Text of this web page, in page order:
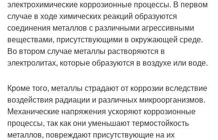
электрохимические коррозионные процессы. В первом
случае в ходе химических реакций образуются
соединения металлов с различными агрессивными
веществами, присутствующими в окружающей среде.
Во втором случае металлы растворяются в
электролитах, которые образуются в воздухе или воде.
Кроме того, металлы страдают от коррозии вследствие
воздействия радиации и различных микроорганизмов.
Механические напряжения ускоряют коррозионные
процессы, так как они уменьшают термостойкость
металлов, повреждают присутствующие на их